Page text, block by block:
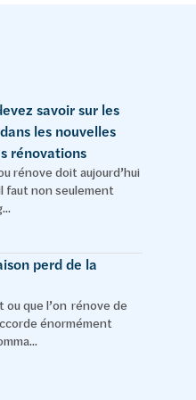
savoir sur les
les nouvelles
rénovations
rénove doit aujourd’hui
faut non seulement
perd de la
que l’on rénove de
énormément